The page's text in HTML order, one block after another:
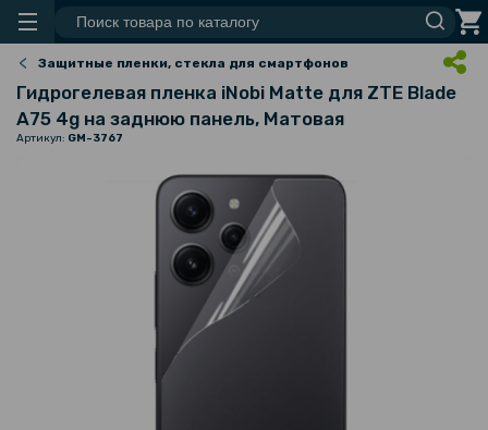
Защитные пленки, стекла для смартфонов
Гидрогелевая пленка iNobi Matte для ZTE Blade
A75​​​ 4g на заднюю панель, Матовая
Артикул: GM-3767